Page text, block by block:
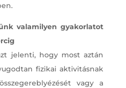
valamilyen gyakorlatot
jelenti, hogy most aztán
fizikai aktivitásnak
vagy a